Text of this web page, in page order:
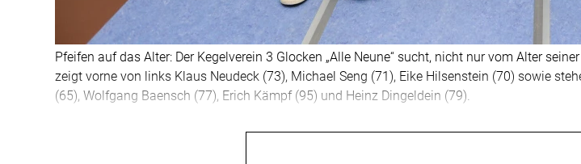
Pfeifen auf das Alter: Der Kegelverein 3 Glocken „Alle Neune“ sucht, nicht nur vom Alter
zeigt vorne von links Klaus Neudeck (73), Michael Seng (71), Eike Hilsenstein (70) sowie
(65), Wolfgang Baensch (77), Erich Kämpf (95) und Heinz Dingeldein (79).